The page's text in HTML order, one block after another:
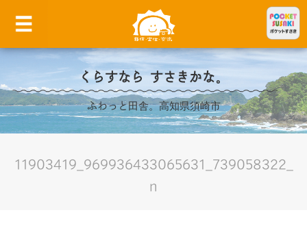
くらすなら すさきかな。
ふわっと田舎。高知県須崎市
11903419_969936433065631_739058322_
n